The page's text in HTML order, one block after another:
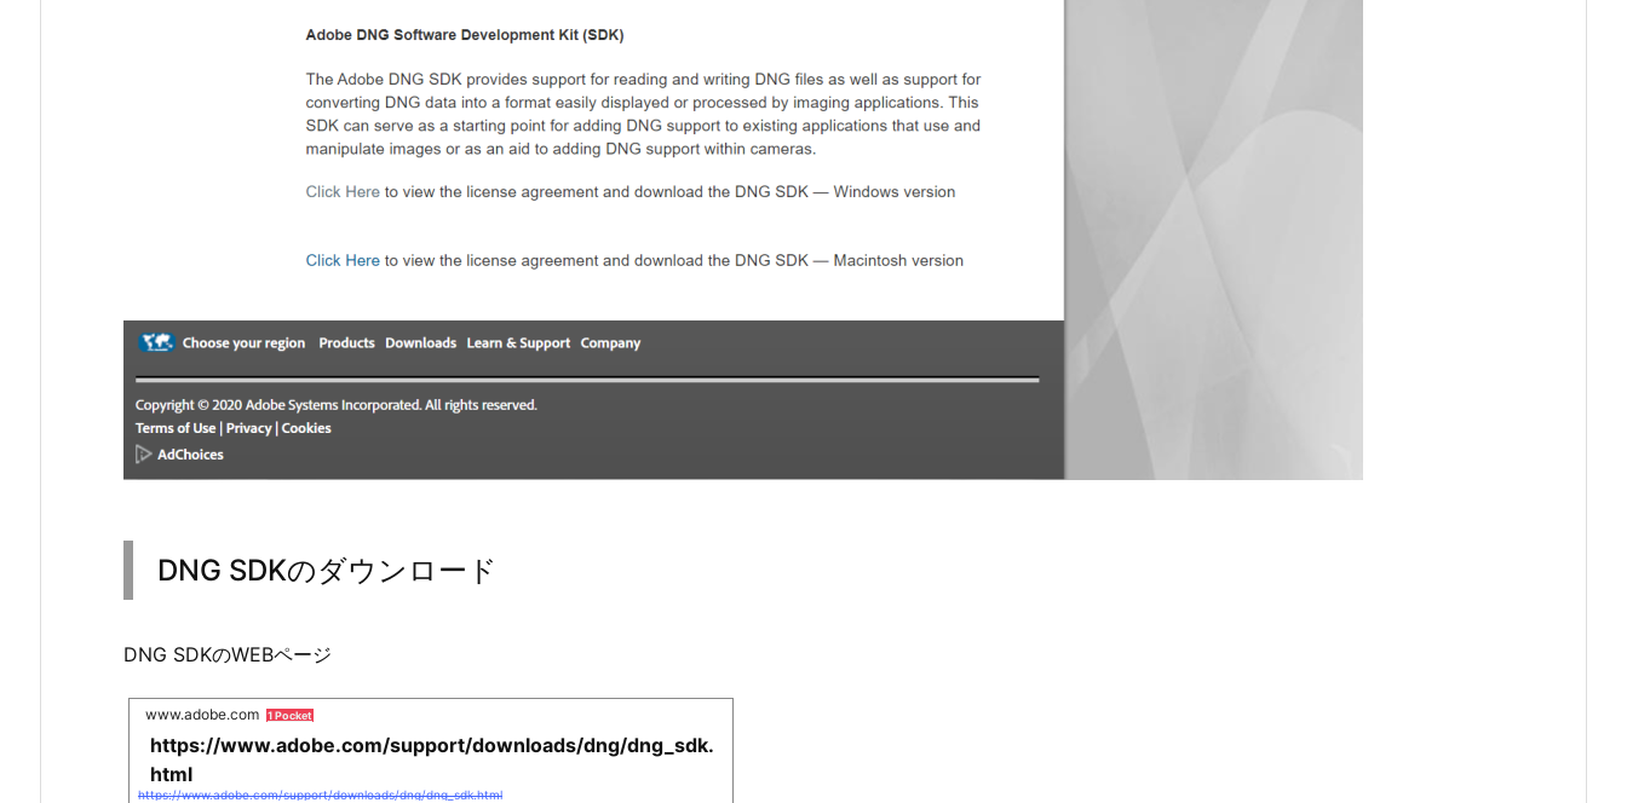
DNG SDKのダウンロード
DNG SDKのWEBページ
www.adobe.com 1 Pocket
https://www.adobe.com/support/downloads/dng/dng_sdk.
html
https://www.adobe.com/support/downloads/dng/dng_sdk.html